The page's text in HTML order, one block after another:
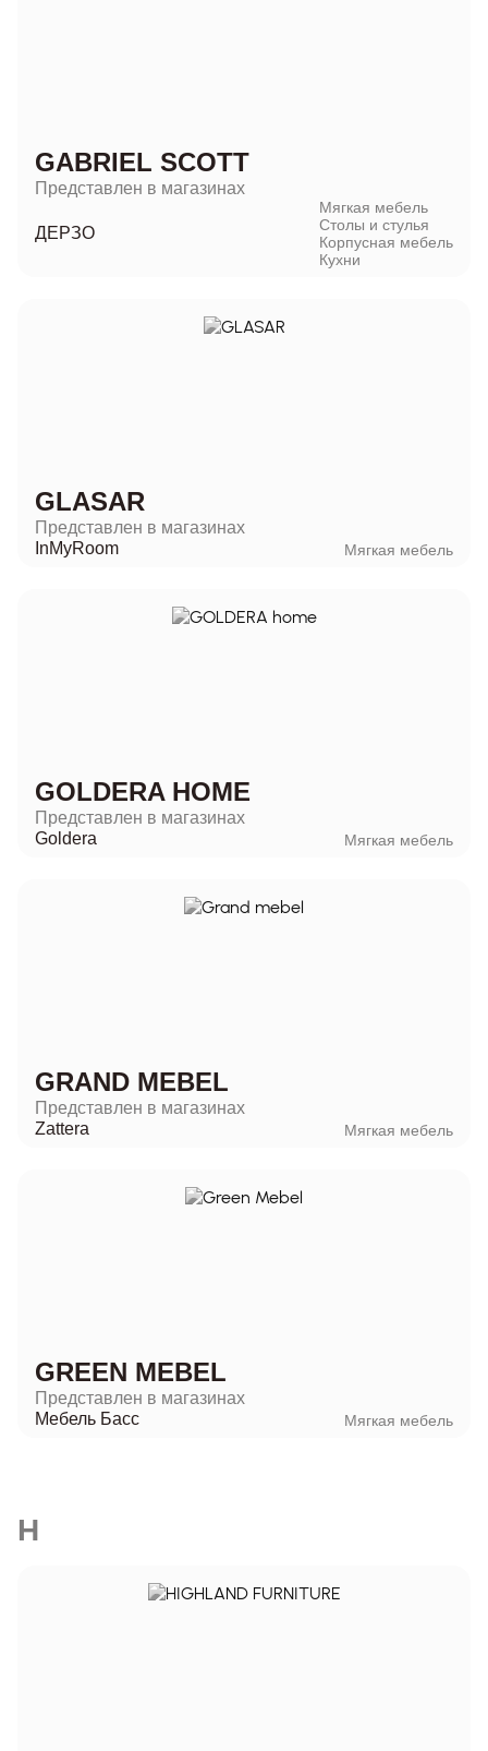
GABRIEL SCOTT
Представлен в магазинах
ДЕРЗО
Мягкая мебель
Столы и стулья
Корпусная мебель
Кухни
GLASAR
Представлен в магазинах
InMyRoom
Мягкая мебель
GOLDERA HOME
Представлен в магазинах
Goldera
Мягкая мебель
GRAND MEBEL
Представлен в магазинах
Zattera
Мягкая мебель
GREEN MEBEL
Представлен в магазинах
Мебель Басс
Мягкая мебель
H